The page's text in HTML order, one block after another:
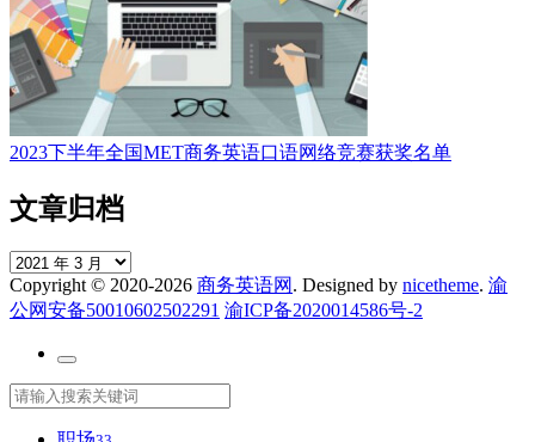
2023下半年全国MET商务英语口语网络竞赛获奖名单
文章归档
文
章
归
Copyright © 2020-2026 商务英语网 . Designed by nicetheme. 渝
公网安备50010602502291 渝ICP备2020014586号-2